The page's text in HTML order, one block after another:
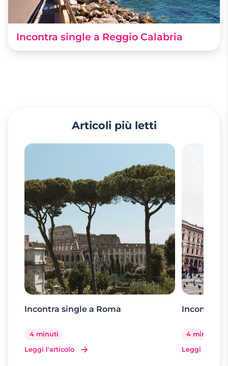
Incontra single a Reggio Calabria
Articoli più letti
Incontra single a Roma
4 minuti
Leggi l'articolo
Incontra
4 minuti
Leggi